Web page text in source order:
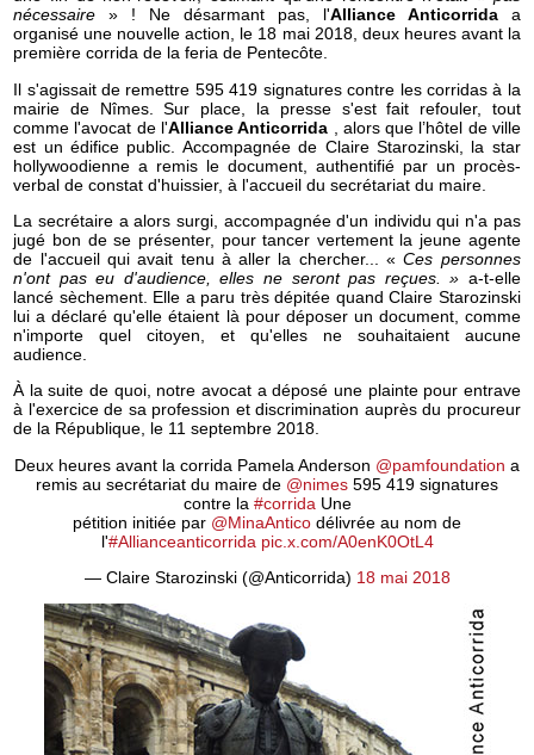
nécessaire » ! Ne désarmant pas, l'Alliance Anticorridaa
organisé une nouvelle action, le 18 mai 2018, deux heures avant la
première corrida de la feria de Pentecôte.
Il s'agissait de remettre 595 419 signatures contre les corridas à la
mairie de Nîmes. Sur place, la presse s'est fait refouler, tout
comme l'avocat de l'Alliance Anticorrida , alors que l’hôtel de ville
est un édifice public. Accompagnée de Claire Starozinski, la star
hollywoodienne a remis le document, authentifié par un procès-
verbal de constat d'huissier, à l'accueil du secrétariat du maire.
La secrétaire a alors surgi, accompagnée d'un individu qui n'a pas
jugé bon de se présenter, pour tancer vertement la jeune agente
de l'accueil qui avait tenu à aller la chercher... «Ces personnes
n'ont pas eu d'audience, elles ne seront pas reçues. » a-t-elle
lancé sèchement. Elle a paru très dépitée quand Claire Starozinski
lui a déclaré qu'elle étaient là pour déposer un document, comme
n'importe quel citoyen, et qu'elles ne souhaitaient aucune
audience.
À la suite de quoi, notre avocat a déposé une plainte pour entrave
à l'exercice de sa profession et discrimination auprès du procureur
de la République, le 11 septembre 2018.
Deux heures avant la corrida Pamela Anderson @pamfoundation a
remis au secrétariat du maire de @nimes 595 419 signatures
contre la #corrida Une
pétition initiée par @MinaAntico délivrée au nom de
l'#Allianceanticorrida pic.x.com/A0enK0OtL4
— Claire Starozinski (@Anticorrida) 18 mai 2018